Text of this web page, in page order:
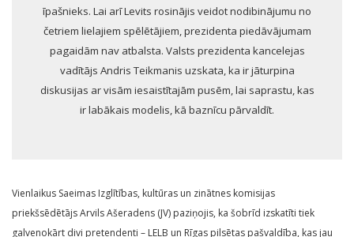
īpašnieks. Lai arī Levits rosinājis veidot nodibinājumu no
četriem lielajiem spēlētājiem, prezidenta piedāvājumam
pagaidām nav atbalsta. Valsts prezidenta kancelejas
vadītājs Andris Teikmanis uzskata, ka ir jāturpina
diskusijas ar visām iesaistītajām pusēm, lai saprastu, kas
ir labākais modelis, kā baznīcu pārvaldīt.
Vienlaikus Saeimas Izglītības, kultūras un zinātnes komisijas
priekšsēdētājs Arvils Ašeradens (JV) paziņojis, ka šobrīd izskatīti tiek
galvenokārt divi pretendenti – LELB un Rīgas pilsētas pašvaldība, kas jau